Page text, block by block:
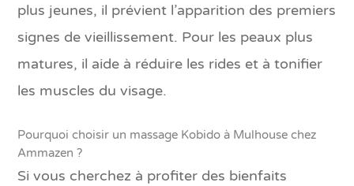
plus jeunes, il prévient l’apparition des premiers
signes de vieillissement. Pour les peaux plus
matures, il aide à réduire les rides et à tonifier
les muscles du visage.
Pourquoi choisir un massage Kobido à Mulhouse chez
Ammazen ?
Si vous cherchez à profiter des bienfaits